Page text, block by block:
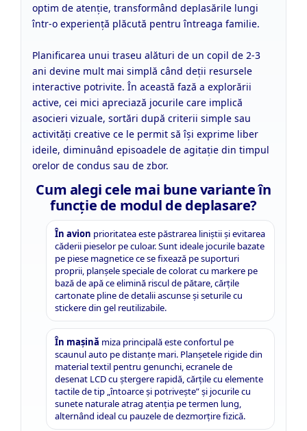
optim de atenție, transformând deplasările lungi
într-o experiență plăcută pentru întreaga familie.
Planificarea unui traseu alături de un copil de 2-3
ani devine mult mai simplă când deții resursele
interactive potrivite. În această fază a explorării
active, cei mici apreciază jocurile care implică
asocieri vizuale, sortări după criterii simple sau
activități creative ce le permit să își exprime liber
ideile, diminuând episoadele de agitație din timpul
orelor de condus sau de zbor.
Cum alegi cele mai bune variante în
funcție de modul de deplasare?
În avion prioritatea este păstrarea liniștii și evitarea
căderii pieselor pe culoar. Sunt ideale jocurile bazate
pe piese magnetice ce se fixează pe suporturi
proprii, planșele speciale de colorat cu markere pe
bază de apă ce elimină riscul de pătare, cărțile
cartonate pline de detalii ascunse și seturile cu
stickere din gel reutilizabile.
În mașină miza principală este confortul pe
scaunul auto pe distanțe mari. Planșetele rigide din
material textil pentru genunchi, ecranele de
desenat LCD cu ștergere rapidă, cărțile cu elemente
tactile de tip „întoarce și potrivește” și jocurile cu
sunete naturale atrag atenția pe termen lung,
alternând ideal cu pauzele de dezmorțire fizică.